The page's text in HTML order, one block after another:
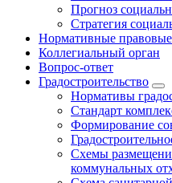
Прогноз
Стратегия
Нормативные
Коллегиальный орган
Вопрос-ответ
Градостроительство
Нормативы
Стандарт
Формирование
Схемы
коммунальных